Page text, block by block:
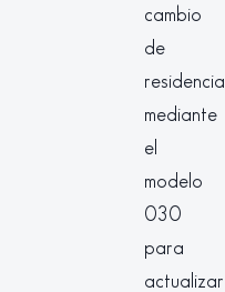
cambio
de
residencia
mediante
el
modelo
030
para
actualizar